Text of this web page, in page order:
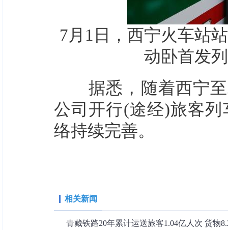
7月1日，西宁火车站
动卧首发
据悉，随着西宁至
公司开行(途经)旅客列
络持续完善。
相关新闻
青藏铁路20年累计运送旅客1.04亿人次 货物